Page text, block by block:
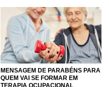
MENSAGEM DE PARABÉNS PARA
QUEM VAI SE FORMAR EM